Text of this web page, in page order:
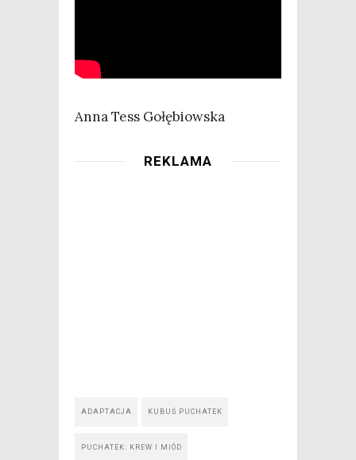
Anna Tess Gołębiowska
REKLAMA
ADAPTACJA KUBUŚ PUCHATEK
PUCHATEK: KREW I MIÓD